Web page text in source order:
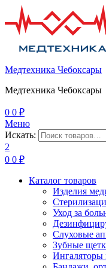
Медтехника Чебоксары
Медтехника Чебоксары
0 0 ₽
Меню
Искать:
2
0 0 ₽
Каталог товаров
Изделия
Уход за
Слуховые
Зубные
Ингаляторы